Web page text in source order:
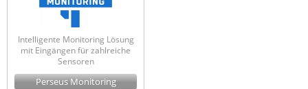
Intelligente Monitoring Lösung
mit Eingängen für zahlreiche
Sensoren
Perseus Monitoring